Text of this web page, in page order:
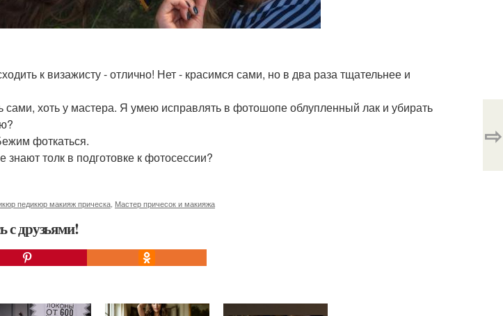
к визажисту - отлично! Нет - красимся сами, но в два раза тщательнее и
хоть у мастера. Я умею исправлять в фотошопе облупленный лак и убирать
фоткаться.
толк в подготовке к фотосессии?
педикюр макияж прическа Мастер причесок и макияжа
с друзьями!
⇨